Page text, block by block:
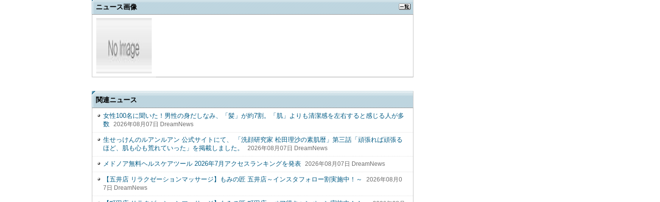
ニュース画像
関連ニュース
女性100名に聞いた！男性の身だしなみ、「髪」が約7割。「肌」よりも清潔感を左右すると感じる人が多
数
2026年08月07日 DreamNews
生せっけんのルアンルアン 公式サイトにて、 「洗顔研究家 松田理沙の素肌暦」第三話「頑張れば頑張る
ほど、肌も心も荒れていった」を掲載しました。
2026年08月07日 DreamNews
メドノア無料ヘルスケアツール 2026年7月アクセスランキングを発表 2026年08月07日 DreamNews
【五井店 リラクゼーションマッサージ】もみの匠 五井店～インスタフォロー割実施中！～
2026年08月0
7日 DreamNews